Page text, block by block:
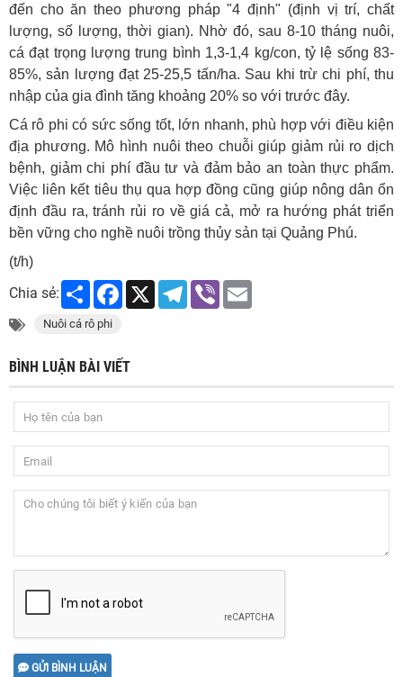
đến cho ăn theo phương pháp "4 định" (định vị trí, chất
lượng, số lượng, thời gian). Nhờ đó, sau 8-10 tháng nuôi,
cá đạt trọng lượng trung bình 1,3-1,4 kg/con, tỷ lệ sống 83-
85%, sản lượng đạt 25-25,5 tấn/ha. Sau khi trừ chi phí, thu
nhập của gia đình tăng khoảng 20% so với trước đây.
Cá rô phi có sức sống tốt, lớn nhanh, phù hợp với điều kiện
địa phương. Mô hình nuôi theo chuỗi giúp giảm rủi ro dịch
bệnh, giảm chi phí đầu tư và đảm bảo an toàn thực phẩm.
Việc liên kết tiêu thụ qua hợp đồng cũng giúp nông dân ổn
định đầu ra, tránh rủi ro về giá cả, mở ra hướng phát triển
bền vững cho nghề nuôi trồng thủy sản tại Quảng Phú.
(t/h)
Chia sẻ: Share Facebook
X Telegram
Viber
Nuôi cá rô phi
BÌNH LUẬN BÀI VIẾT
GỬI BÌNH LUẬN